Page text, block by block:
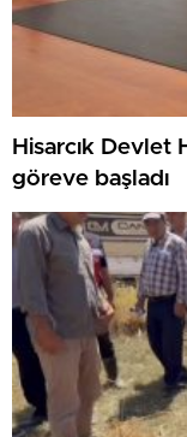
Hisarcık Devlet
göreve başladı